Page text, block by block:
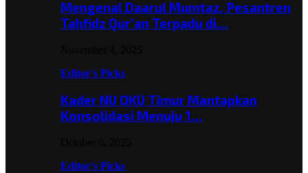
Mengenal Daarul Mumtaz, Pesantren
Tahfidz Qur’an Terpadu di…
Editor's Picks
Kader NU OKU Timur Mantapkan
Konsolidasi Menuju 1…
Editor's Picks